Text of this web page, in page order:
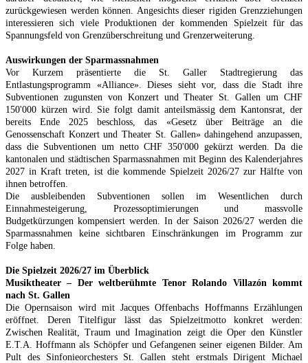
zurückgewiesen werden können. Angesichts dieser rigiden Grenzziehungen
interessieren sich viele Produktionen der kommenden Spielzeit für das
Spannungsfeld von Grenzüberschreitung und Grenzerweiterung.
Auswirkungen der Sparmassnahmen
Vor Kurzem präsentierte die St. Galler Stadtregierung das
Entlastungsprogramm «Alliance». Dieses sieht vor, dass die Stadt ihre
Subventionen zugunsten von Konzert und Theater St. Gallen um CHF
150'000 kürzen wird. Sie folgt damit anteilsmässig dem Kantonsrat, der
bereits Ende 2025 beschloss, das «Gesetz über Beiträge an die
Genossenschaft Konzert und Theater St. Gallen» dahingehend anzupassen,
dass die Subventionen um netto CHF 350'000 gekürzt werden. Da die
kantonalen und städtischen Sparmassnahmen mit Beginn des Kalenderjahres
2027 in Kraft treten, ist die kommende Spielzeit 2026/27 zur Hälfte von
ihnen betroffen.
Die ausbleibenden Subventionen sollen im Wesentlichen durch
Einnahmesteigerung, Prozessoptimierungen und massvolle
Budgetkürzungen kompensiert werden. In der Saison 2026/27 werden die
Sparmassnahmen keine sichtbaren Einschränkungen im Programm zur
Folge haben.
Die Spielzeit 2026/27 im Überblick
Musiktheater – Der weltberühmte Tenor Rolando Villazón kommt
nach St. Gallen
Die Opernsaison wird mit Jacques Offenbachs Hoffmanns Erzählungen
eröffnet. Deren Titelfigur lässt das Spielzeitmotto konkret werden:
Zwischen Realität, Traum und Imagination zeigt die Oper den Künstler
E.T.A. Hoffmann als Schöpfer und Gefangenen seiner eigenen Bilder. Am
Pult des Sinfonieorchesters St. Gallen steht erstmals Dirigent Michael